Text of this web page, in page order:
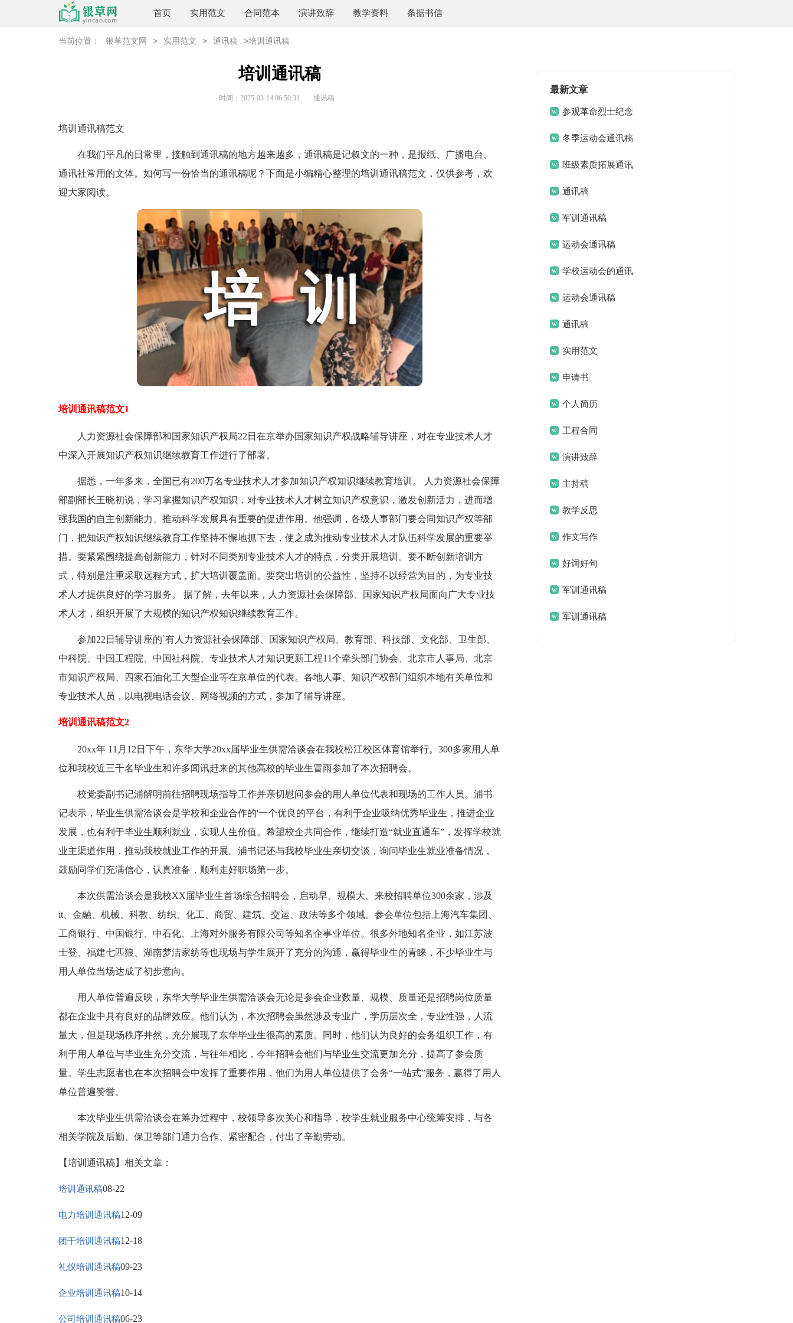
首页 实用范文 合同范本 演讲致辞 教学资料 条据书信
当前位置： 银草范文网 > 实用范文 > 通讯稿 >培训通讯稿
培训通讯稿
时间：2025-03-14 06:50:31 通讯稿
培训通讯稿范文
在我们平凡的日常里，接触到通讯稿的地方越来越多，通讯稿是记叙文的一种，是报纸、广播电台、
通讯社常用的文体。如何写一份恰当的通讯稿呢？下面是小编精心整理的培训通讯稿范文，仅供参考，欢
迎大家阅读。
培训通讯稿范文1
人力资源社会保障部和国家知识产权局22日在京举办国家知识产权战略辅导讲座，对在专业技术人才
中深入开展知识产权知识继续教育工作进行了部署。
据悉，一年多来，全国已有200万名专业技术人才参加知识产权知识继续教育培训。 人力资源社会保障
部副部长王晓初说，学习掌握知识产权知识，对专业技术人才树立知识产权意识，激发创新活力，进而增
强我国的自主创新能力、推动科学发展具有重要的促进作用。他强调，各级人事部门要会同知识产权等部
门，把知识产权知识继续教育工作坚持不懈地抓下去，使之成为推动专业技术人才队伍科学发展的重要举
措。要紧紧围绕提高创新能力，针对不同类别专业技术人才的特点，分类开展培训。要不断创新培训方
式，特别是注重采取远程方式，扩大培训覆盖面。要突出培训的公益性，坚持不以经营为目的，为专业技
术人才提供良好的学习服务。 据了解，去年以来，人力资源社会保障部、国家知识产权局面向广大专业技
术人才，组织开展了大规模的知识产权知识继续教育工作。
参加22日辅导讲座的`有人力资源社会保障部、国家知识产权局、教育部、科技部、文化部、卫生部、
中科院、中国工程院、中国社科院、专业技术人才知识更新工程11个牵头部门协会、北京市人事局、北京
市知识产权局、四家石油化工大型企业等在京单位的代表。各地人事、知识产权部门组织本地有关单位和
专业技术人员，以电视电话会议、网络视频的方式，参加了辅导讲座。
培训通讯稿范文2
20xx年 11月12日下午，东华大学20xx届毕业生供需洽谈会在我校松江校区体育馆举行。300多家用人单
位和我校近三千名毕业生和许多闻讯赶来的其他高校的毕业生冒雨参加了本次招聘会。
校党委副书记浦解明前往招聘现场指导工作并亲切慰问参会的用人单位代表和现场的工作人员。浦书
记表示，毕业生供需洽谈会是学校和企业合作的'一个优良的平台，有利于企业吸纳优秀毕业生，推进企业
发展，也有利于毕业生顺利就业，实现人生价值。希望校企共同合作，继续打造“就业直通车”，发挥学校就
业主渠道作用，推动我校就业工作的开展。浦书记还与我校毕业生亲切交谈，询问毕业生就业准备情况，
鼓励同学们充满信心，认真准备，顺利走好职场第一步。
本次供需洽谈会是我校XX届毕业生首场综合招聘会，启动早、规模大。来校招聘单位300余家，涉及
it、金融、机械、科教、纺织、化工、商贸、建筑、交运、政法等多个领域。参会单位包括上海汽车集团、
工商银行、中国银行、中石化、上海对外服务有限公司等知名企事业单位。很多外地知名企业，如江苏波
士登、福建七匹狼、湖南梦洁家纺等也现场与学生展开了充分的沟通，赢得毕业生的青睐，不少毕业生与
用人单位当场达成了初步意向。
用人单位普遍反映，东华大学毕业生供需洽谈会无论是参会企业数量、规模、质量还是招聘岗位质量
都在企业中具有良好的品牌效应。他们认为，本次招聘会虽然涉及专业广，学历层次全，专业性强，人流
量大，但是现场秩序井然，充分展现了东华毕业生很高的素质。同时，他们认为良好的会务组织工作，有
利于用人单位与毕业生充分交流，与往年相比，今年招聘会他们与毕业生交流更加充分，提高了参会质
量。学生志愿者也在本次招聘会中发挥了重要作用，他们为用人单位提供了会务“一站式”服务，赢得了用人
单位普遍赞誉。
本次毕业生供需洽谈会在筹办过程中，校领导多次关心和指导，校学生就业服务中心统筹安排，与各
相关学院及后勤、保卫等部门通力合作、紧密配合，付出了辛勤劳动。
【培训通讯稿】相关文章：
培训通讯稿08-22
电力培训通讯稿12-09
团干培训通讯稿12-18
礼仪培训通讯稿09-23
企业培训通讯稿10-14
公司培训通讯稿06-23
最新文章
参观革命烈士纪念
碑通讯稿
冬季运动会通讯稿
班级素质拓展通讯
稿 通讯稿
军训通讯稿
运动会通讯稿
学校运动会的通讯
稿 运动会通讯稿
通讯稿
实用范文
申请书
个人简历
工程合同
演讲致辞
主持稿
教学反思
作文写作
好词好句
军训通讯稿
军训通讯稿